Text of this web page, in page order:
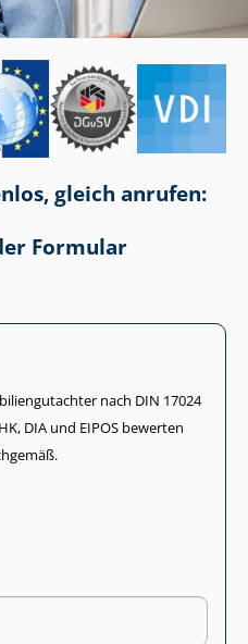
gleich anrufen:
Formular
nach DIN 17024
DIA und EIPOS bewerten